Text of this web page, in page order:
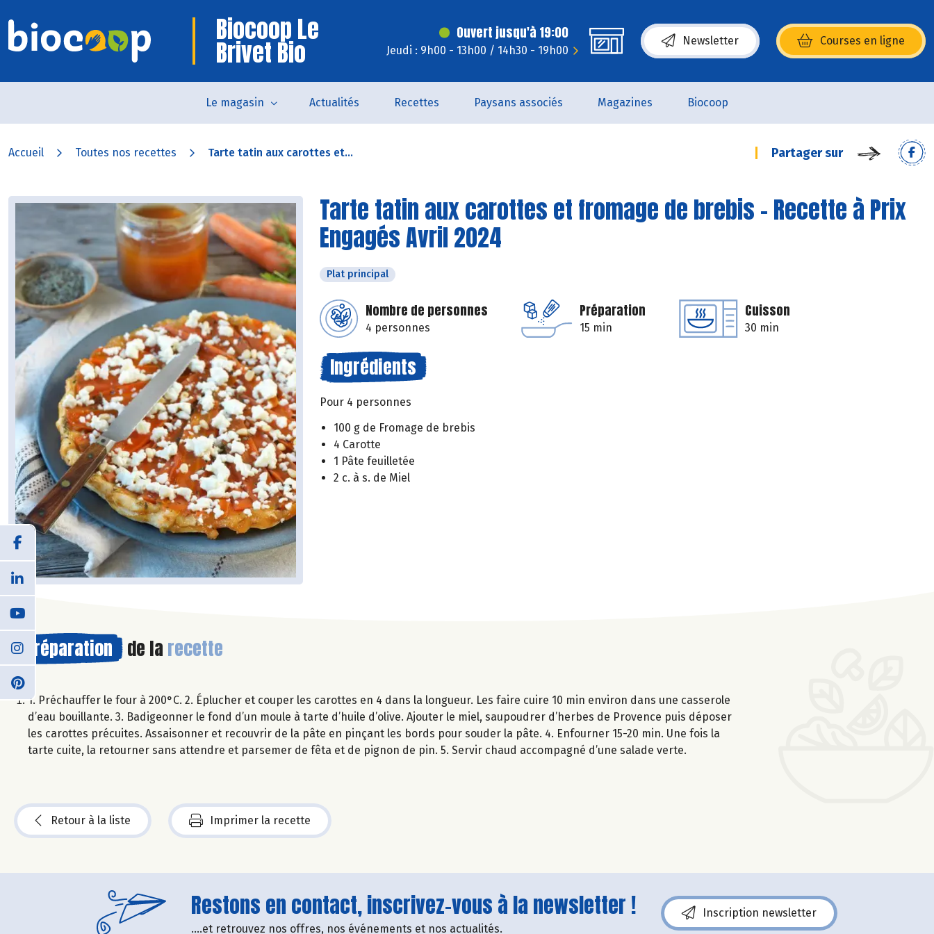
Biocoop Le
Brivet Bio
Ouvert jusqu'à 19:00
Jeudi : 9h00 - 13h00 / 14h30 - 19h00
Newsletter Courses en ligne
(s’ouvre dans une nouvelle fenêtre)
Le magasin Actualités Recettes Paysans associés Magazines Biocoop
Accueil Toutes nos recettes Tarte tatin aux carottes et... Partager sur
Tarte tatin aux carottes et fromage de brebis - Recette à Prix
Engagés Avril 2024
Plat principal
Nombre de personnes
4 personnes
Préparation
15 min
Cuisson
30 min
Ingrédients
Pour 4 personnes
100 g de Fromage de brebis
4 Carotte
1 Pâte feuilletée
2 c. à s. de Miel
Préparation de la recette
1. Préchauffer le four à 200°C. 2. Éplucher et couper les carottes en 4 dans la longueur. Les faire cuire 10 min environ dans une casserole
d’eau bouillante. 3. Badigeonner le fond d’un moule à tarte d’huile d’olive. Ajouter le miel, saupoudrer d’herbes de Provence puis déposer
les carottes précuites. Assaisonner et recouvrir de la pâte en pinçant les bords pour souder la pâte. 4. Enfourner 15-20 min. Une fois la
tarte cuite, la retourner sans attendre et parsemer de fêta et de pignon de pin. 5. Servir chaud accompagné d’une salade verte.
Retour à la liste Imprimer la recette
Restons en contact, inscrivez-vous à la newsletter !
....et retrouvez nos offres, nos événements et nos actualités.
Inscription newsletter